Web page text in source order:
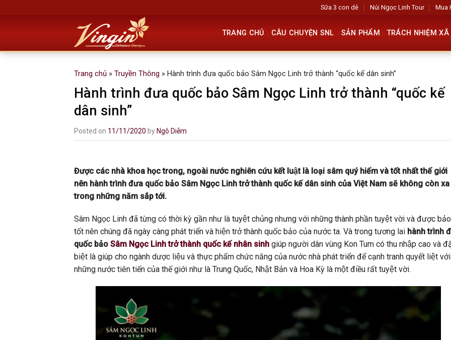
Sữa 3 con dê Núi Ngọc Linh Tour Mua
TRANG CHỦ CÂU CHUYỆN SNL SẢN PHẨM TRÁCH NHIỆM XÃ
Trang chủ » Truyền Thông » Hành trình đưa quốc bảo Sâm Ngọc Linh trở thành “quốc kế dân sinh”
Hành trình đưa quốc bảo Sâm Ngọc Linh trở thành “quốc kế
dân sinh”
Posted on 11/11/2020 byNgô Diễm
Được các nhà khoa học trong, ngoài nước nghiên cứu kết luật là loại sâm quý hiếm và tốt nhất thế giới
nên hành trình đưa quốc bảo Sâm Ngọc Linh trở thành quốc kế dân sinh của Việt Nam sẽ không còn xa
trong những năm sắp tới.
Sâm Ngọc Linh đã từng có thời kỳ gần như là tuyệt chủng nhưng với những thành phần tuyệt vời và được
tốt nên chúng đã ngày càng phát triển và hiện trở thành quốc bảo của nước ta. Và trong tương lai hành trình
quốc bảo Sâm Ngọc Linh trở thành quốc kế nhân sinh giúp người dân vùng Kon Tum có thu nhập cao và
biệt là giúp cho ngành dược liệu và thực phẩm chức năng của nước nhà phát triển để cạnh tranh quyết liệt với
những nước tiên tiến của thế giới như là Trung Quốc, Nhật Bản và Hoa Kỳ là một điều rất tuyệt vời.